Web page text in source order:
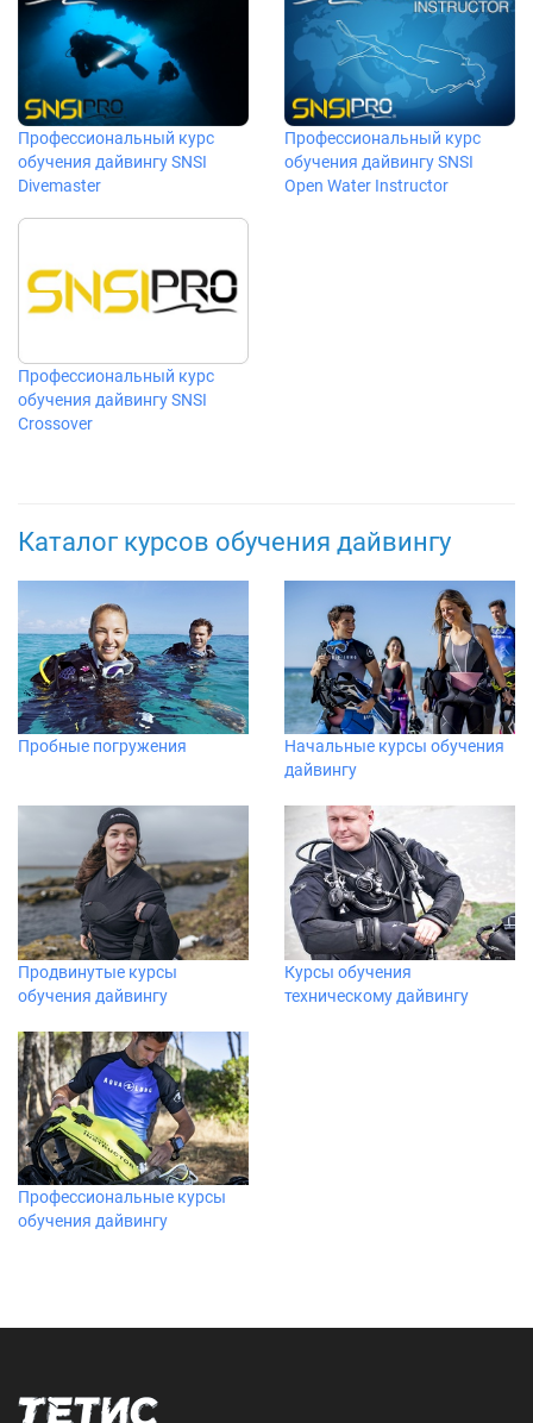
Профессиональный курс
обучения дайвингу SNSI
Divemaster
Профессиональный курс
обучения дайвингу SNSI
Open Water Instructor
Профессиональный курс
обучения дайвингу SNSI
Crossover
Каталог курсов обучения дайвингу
Пробные погружения
Начальные курсы обучения
дайвингу
Продвинутые курсы
обучения дайвингу
Курсы обучения
техническому дайвингу
Профессиональные курсы
обучения дайвингу